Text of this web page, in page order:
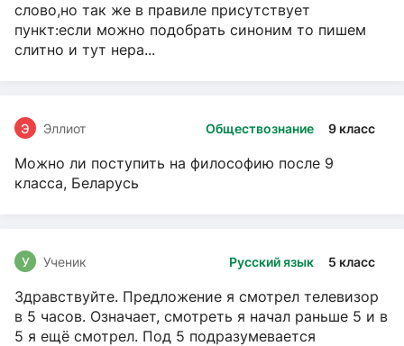
слово,но так же в правиле присутствует
пункт:если можно подобрать синоним то пишем
слитно и тут нера...
Обществознание 9 класс
Э Эллиот
Можно ли поступить на философию после 9
класса, Беларусь
Русский язык 5 класс
У Ученик
Здравствуйте. Предложение я смотрел телевизор
в 5 часов. Означает, смотреть я начал раньше 5 и в
5 я ещё смотрел. Под 5 подразумевается